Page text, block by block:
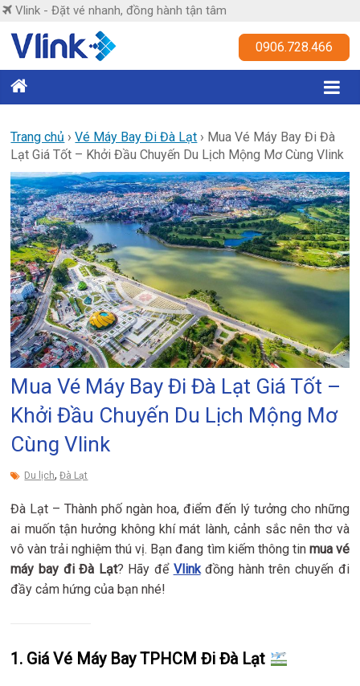
Skip
content
Vlink - Đặt vé nhanh, đồng hành tận tâm
Vlink
nhanh,
đồng
hành
tận
tâm
0906.728.466
Trang chủ ›Vé Máy Bay Đi Đà Lạt › Mua Vé Máy Bay Đi Đà
Lạt Giá Tốt – Khởi Đầu Chuyến Du Lịch Mộng Mơ Cùng Vlink
Mua Vé Máy Bay Đi Đà Lạt Giá Tốt –
Khởi Đầu Chuyến Du Lịch Mộng Mơ
Cùng Vlink
Du lịch,Đà Lạt
Đà Lạt – Thành phố ngàn hoa, điểm đến lý tưởng cho những
ai muốn tận hưởng không khí mát lành, cảnh sắc nên thơ và
vô vàn trải nghiệm thú vị. Bạn đang tìm kiếm thông tin mua vé
máy bay đi Đà Lạt? Hãy để Vlinkđồng hành trên chuyến đi
đầy cảm hứng của bạn nhé!
1. Giá Vé Máy Bay TPHCM Đi Đà Lạt